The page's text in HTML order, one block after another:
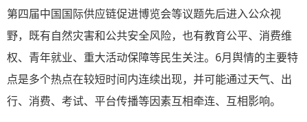
第四届中国国际供应链促进博览会等议题先后进入公众视
野，既有自然灾害和公共安全风险，也有教育公平、消费维
权、青年就业、重大活动保障等民生关注。6月舆情的主要特
点是多个热点在较短时间内连续出现，并可能通过天气、出
行、消费、考试、平台传播等因素互相牵连、互相影响。